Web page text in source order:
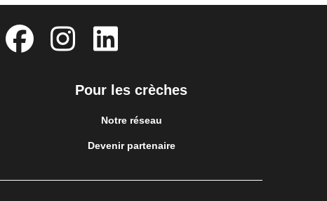
Pour les crèches
Notre réseau
Devenir partenaire